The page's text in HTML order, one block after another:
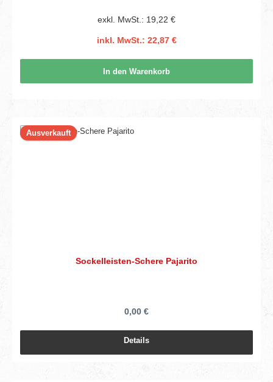
exkl. MwSt.: 19,22 €
inkl. MwSt.: 22,87 €
In den Warenkorb
Ausverkauft
Sockelleisten-Schere Pajarito
0,00 €
Details